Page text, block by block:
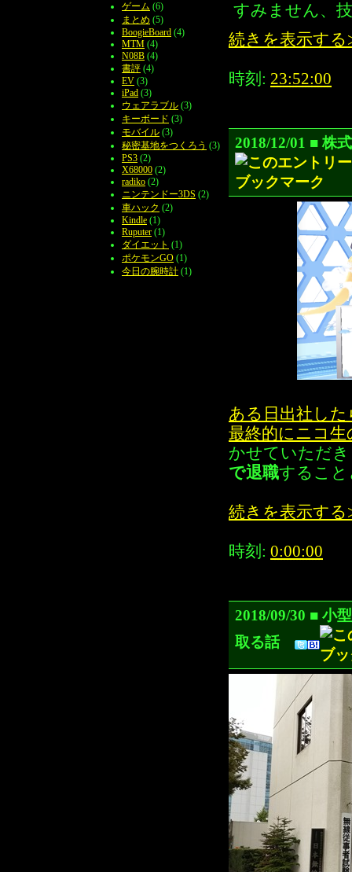
すみません、
続きを表示す
時刻: 23:52:00
2018/12/01 ■ 株
ある日出社し
最終的にニコ
かせていただ
で退職するこ
続きを表示す
時刻: 0:00:00
2018/09/30 ■ 小
取る話
ゲーム (6)
まとめ (5)
BoogieBoard (4)
MTM (4)
N08B (4)
書評 (4)
EV (3)
iPad (3)
ウェアラブル (3)
キーボード (3)
モバイル (3)
秘密基地をつくろう (3)
PS3 (2)
X68000 (2)
radiko (2)
ニンテンドー3DS (2)
車ハック (2)
Kindle (1)
Ruputer (1)
ダイエット (1)
ポケモンGO (1)
今日の腕時計 (1)